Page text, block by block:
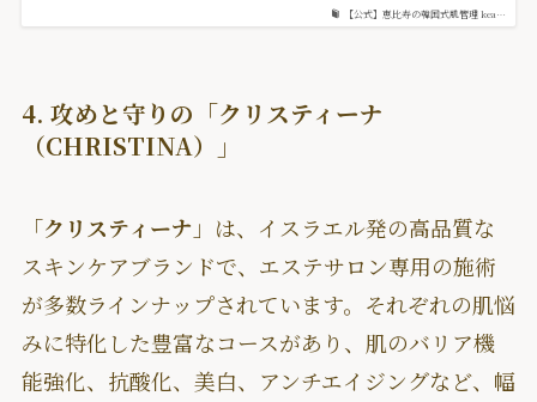
【公式】恵比寿の韓国式肌管理 kea…
4. 攻めと守りの「クリスティーナ
（CHRISTINA）」
「クリスティーナ 」は、イスラエル発の高品質な
スキンケアブランドで、エステサロン専用の施術
が多数ラインナップされています。それぞれの肌悩
みに特化した豊富なコースがあり、肌のバリア機
能強化、抗酸化、美白、アンチエイジングなど、幅